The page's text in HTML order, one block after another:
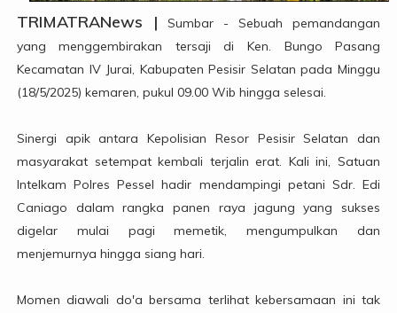
TRIMATRANews | Sumbar - Sebuah pemandangan
yang menggembirakan tersaji di Ken. Bungo Pasang
Kecamatan IV Jurai, Kabupaten Pesisir Selatan pada Minggu
(18/5/2025) kemaren, pukul 09.00 Wib hingga selesai.
Sinergi apik antara Kepolisian Resor Pesisir Selatan dan
masyarakat setempat kembali terjalin erat. Kali ini, Satuan
Intelkam Polres Pessel hadir mendampingi petani Sdr. Edi
Caniago dalam rangka panen raya jagung yang sukses
digelar mulai pagi memetik, mengumpulkan dan
menjemurnya hingga siang hari.
Momen diawali do'a bersama terlihat kebersamaan ini tak